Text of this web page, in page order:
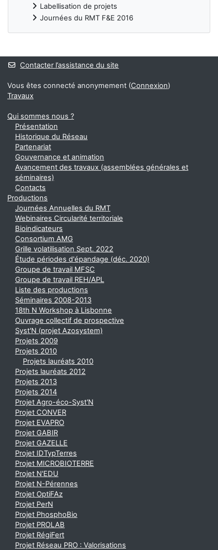
Labellisation de projets
Journées du RMT F&E 2016
Blocs
Contacter l’assistance du site
Vous êtes connecté anonymement (Connexion)
Travaux
Qui sommes nous ?
Présentation
Historique du Réseau
Partenariat
Gouvernance et animation
Avancement des travaux (assemblées générales et
séminaires)
Contacts
Productions
Journées Annuelles du RMT
Webinaires Circularité territoriale
Bioindicateurs
Consortium AMG
Grille volatilisation Sept. 2022
Étude périodes d'épandage (déc. 2020)
Groupe de travail MFSC
Groupe de travail REH/APL
Liste des productions
Séminaires 2008-2013
18th N Workshop à Lisbonne
Ouvrage collectif de prospective
Syst'N (projet Azosystem)
Projets 2009
Projets 2010
Projets lauréats 2010
Projets lauréats 2012
Projets 2013
Projets 2014
Projet Agro-éco-Syst'N
Projet CONVER
Projet EVAPRO
Projet GABIR
Projet GAZELLE
Projet IDTypTerres
Projet MICROBIOTERRE
Projet N'EDU
Projet N-Pérennes
Projet OptiFAz
Projet PerN
Projet PhosphoBio
Projet PROLAB
Projet RégiFert
Projet Réseau PRO : Valorisations